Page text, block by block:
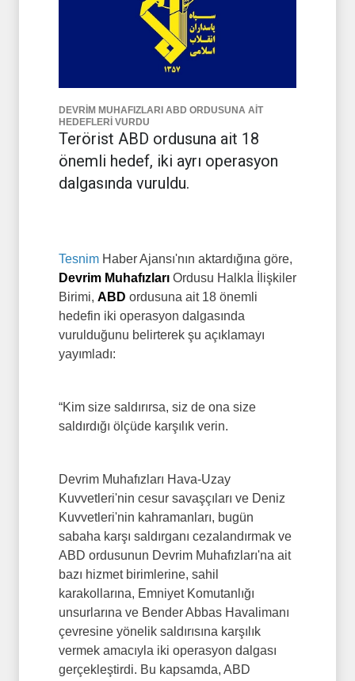
DEVRİM MUHAFIZLARI ABD ORDUSUNA AİT
HEDEFLERİ VURDU
Terörist ABD ordusuna ait 18
önemli hedef, iki ayrı operasyon
dalgasında vuruldu.
Tesnim Haber Ajansı'nın aktardığına göre,
Devrim Muhafızları Ordusu Halkla İlişkiler
Birimi, ABD ordusuna ait 18 önemli
hedefin iki operasyon dalgasında
vurulduğunu belirterek şu açıklamayı
yayımladı:
“Kim size saldırırsa, siz de ona size
saldırdığı ölçüde karşılık verin.
Devrim Muhafızları Hava-Uzay
Kuvvetleri'nin cesur savaşçıları ve Deniz
Kuvvetleri'nin kahramanları, bugün
sabaha karşı saldırganı cezalandırmak ve
ABD ordusunun Devrim Muhafızları'na ait
bazı hizmet birimlerine, sahil
karakollarına, Emniyet Komutanlığı
unsurlarına ve Bender Abbas Havalimanı
çevresine yönelik saldırısına karşılık
vermek amacıyla iki operasyon dalgası
gerçekleştirdi. Bu kapsamda, ABD